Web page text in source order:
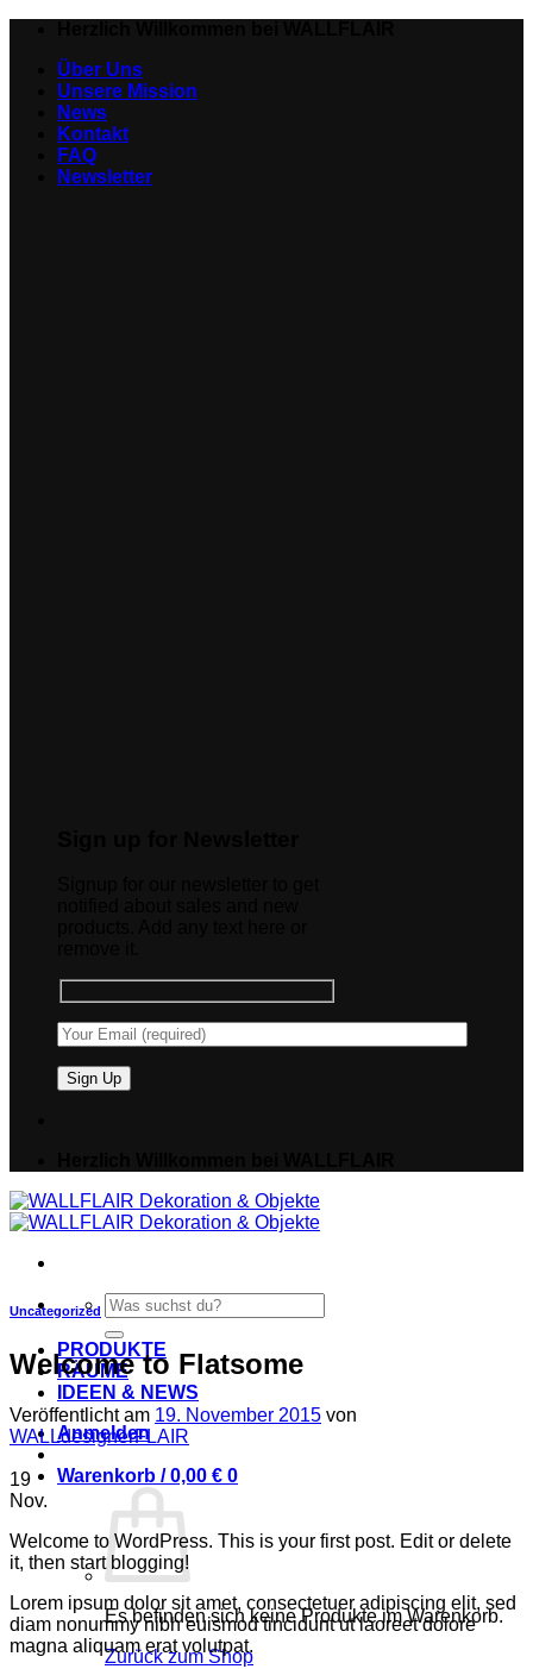
springenÜber Uns
Unsere Mission
News
Kontakt
FAQ
Newsletter
Suche
nach:
PRODUKTE
RÄUME
IDEEN & NEWS
Anmelden
Warenkorb /0,00 € 0
Es befinden sich keine Produkte im Warenkorb.
Zurück zum Shop
Uncategorized
Welcome to Flatsome
Veröffentlicht am 19. November 2015 von
WALLdesignerFLAIR
19
Nov.
Welcome to WordPress. This is your first post. Edit or delete
it, then start blogging!
Lorem ipsum dolor sit amet, consectetuer adipiscing elit, sed
diam nonummy nibh euismod tincidunt ut laoreet dolore
magna aliquam erat volutpat.